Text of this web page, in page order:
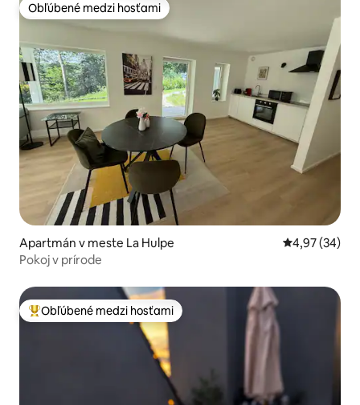
Obľúbené medzi hosťami
Obľúbené medzi hosťami
Apartmán v meste La Hulpe Priemerné
4,97 (34)
Pokoj v prírode
Najobľúbenejšie medzi hosťami
Obľúbené medzi hosťami